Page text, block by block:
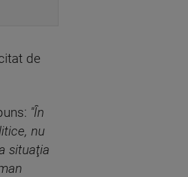
de
"În
nu
situaţia